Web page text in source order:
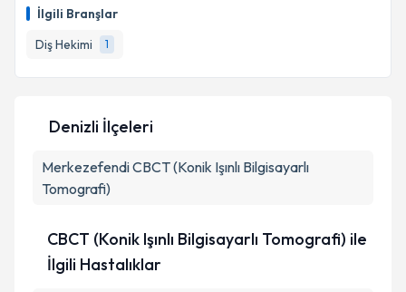
İlgili Branşlar
Diş Hekimi
1
Denizli İlçeleri
MerkezefendiCBCT (Konik Işınlı Bilgisayarlı
Tomografi)
CBCT (Konik Işınlı Bilgisayarlı Tomografi) ile
İlgili Hastalıklar